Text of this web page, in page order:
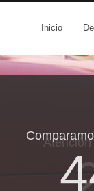
Inicio